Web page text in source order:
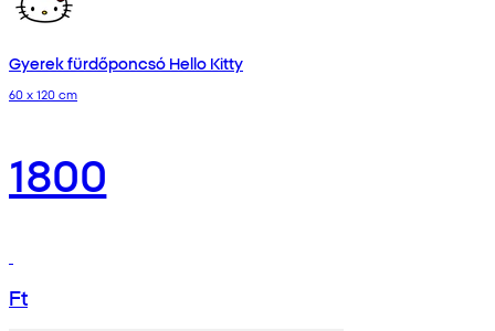
Gyerek fürdőponcsó Hello Kitty
60 x 120 cm
1800
Ft